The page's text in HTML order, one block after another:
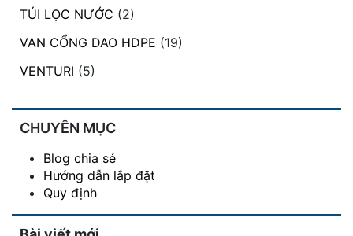
TÚI LỌC NƯỚC (2)
VAN CỔNG DAO HDPE (19)
VENTURI (5)
CHUYÊN MỤC
Blog chia sẻ
Hướng dẫn lắp đặt
Quy định